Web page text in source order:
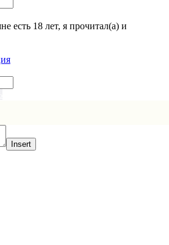
есть 18 лет, я прочитал(а) и
Insert